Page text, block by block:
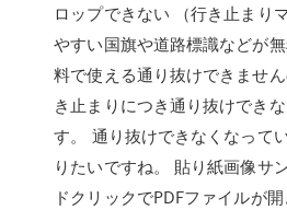
ロップできない （行き止まり
やすい国旗や道路標識などが
料で使える通り抜けできませ
き止まりにつき通り抜けでき
す。 通り抜けできなくなって
りたいですね。 貼り紙画像サ
ドクリックでPDFファイルが